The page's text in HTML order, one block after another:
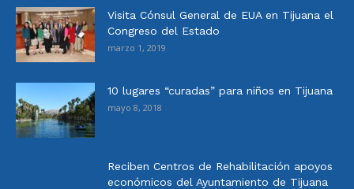
Visita Cónsul General de EUA en Tijuana el
Congreso del Estado
marzo 1, 2019
10 lugares “curadas” para niños en Tijuana
mayo 8, 2018
Reciben Centros de Rehabilitación apoyos
económicos del Ayuntamiento de Tijuana